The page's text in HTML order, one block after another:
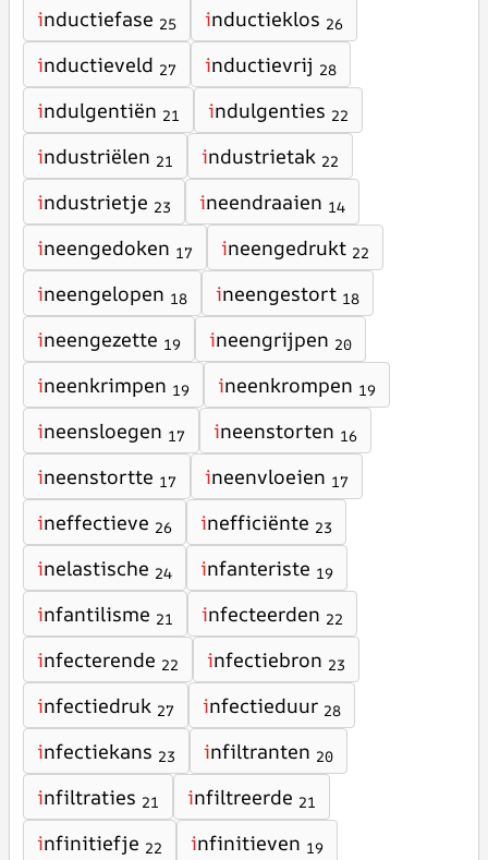
inductiefase 25 inductieklos 26
inductieveld 27 inductievrij 28
indulgentiën 21 indulgenties 22
industriëlen 21 industrietak 22
industrietje 23 ineendraaien 14
ineengedoken 17 ineengedrukt 22
ineengelopen 18 ineengestort 18
ineengezette 19 ineengrijpen 20
ineenkrimpen 19 ineenkrompen 19
ineensloegen 17 ineenstorten 16
ineenstortte 17 ineenvloeien 17
ineffectieve 26 inefficiënte 23
inelastische 24 infanteriste 19
infantilisme 21 infecteerden 22
infecterende 22 infectiebron 23
infectiedruk 27 infectieduur 28
infectiekans 23 infiltranten 20
infiltraties 21 infiltreerde 21
infinitiefje 22 infinitieven 19